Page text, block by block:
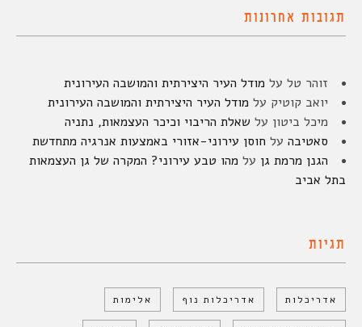
תגובות אחרונות
זוהר טל על מודל העיר היצירתית והמושבה העירונית
יואב קוטיק על מודל העיר היצירתית והמושבה העירונית
מיכל ביטון על שאלת הריבוי וכיכר העצמאות, נתניה
סאטיבה על חוסן עירוני-אזורי באמצעות אנרגיה מתחדשת
הגנן מרמת גן על מהו טבע עירוני? המקרה של גן העצמאות
בתל אביב
תגיות
אדריכלות אדריכלות נוף אלימות